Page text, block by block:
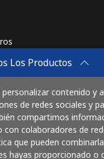
Los Productos
contenido y
de redes sociales y
compartimos
colaboradores de
que pueden
hayas proporcionado o
Paga con